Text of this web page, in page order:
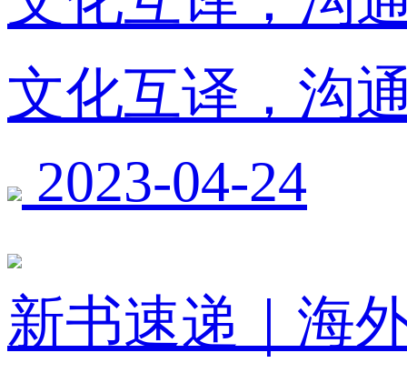
文化互译，沟
2023-04-24
新书速递｜海